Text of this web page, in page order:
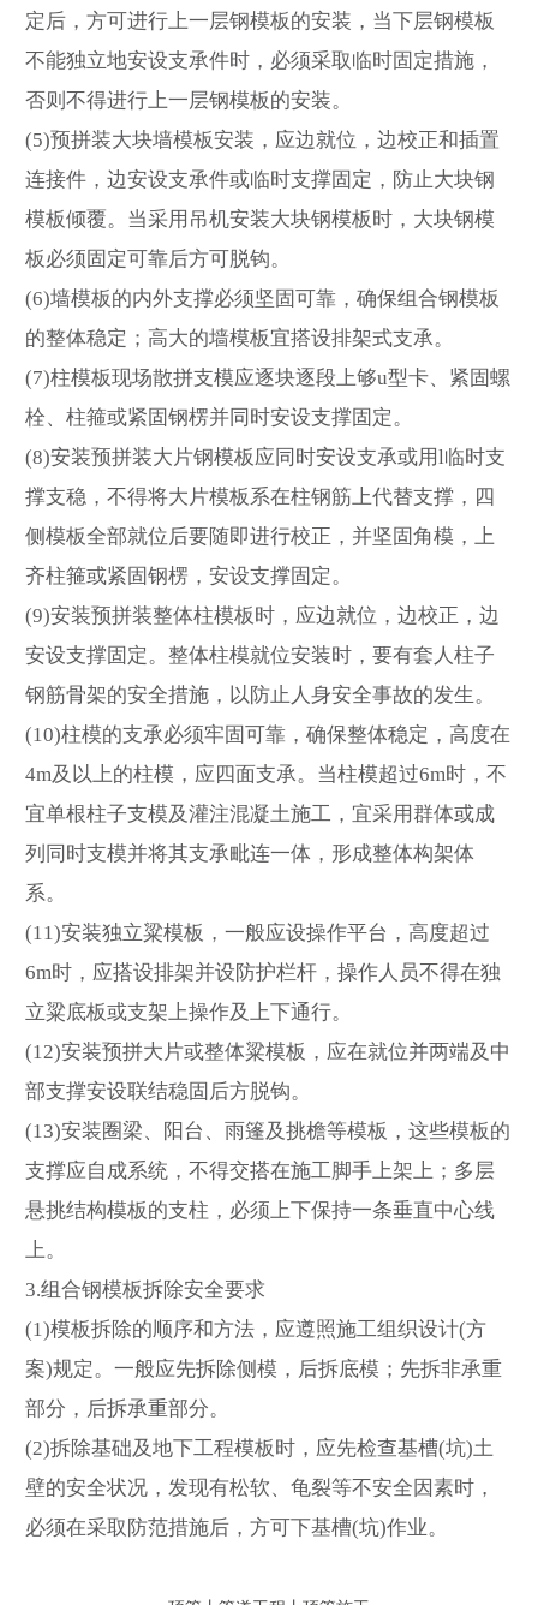
定后，方可进行上一层钢模板的安装，当下层钢模板
不能独立地安设支承件时，必须采取临时固定措施，
否则不得进行上一层钢模板的安装。
(5)预拼装大块墙模板安装，应边就位，边校正和插置
连接件，边安设支承件或临时支撑固定，防止大块钢
模板倾覆。当采用吊机安装大块钢模板时，大块钢模
板必须固定可靠后方可脱钩。
(6)墙模板的内外支撑必须坚固可靠，确保组合钢模板
的整体稳定；高大的墙模板宜搭设排架式支承。
(7)柱模板现场散拼支模应逐块逐段上够u型卡、紧固螺
栓、柱箍或紧固钢楞并同时安设支撑固定。
(8)安装预拼装大片钢模板应同时安设支承或用l临时支
撑支稳，不得将大片模板系在柱钢筋上代替支撑，四
侧模板全部就位后要随即进行校正，并坚固角模，上
齐柱箍或紧固钢楞，安设支撑固定。
(9)安装预拼装整体柱模板时，应边就位，边校正，边
安设支撑固定。整体柱模就位安装时，要有套人柱子
钢筋骨架的安全措施，以防止人身安全事故的发生。
(10)柱模的支承必须牢固可靠，确保整体稳定，高度在
4m及以上的柱模，应四面支承。当柱模超过6m时，不
宜单根柱子支模及灌注混凝土施工，宜采用群体或成
列同时支模并将其支承毗连一体，形成整体构架体
系。
(11)安装独立粱模板，一般应设操作平台，高度超过
6m时，应搭设排架并设防护栏杆，操作人员不得在独
立粱底板或支架上操作及上下通行。
(12)安装预拼大片或整体粱模板，应在就位并两端及中
部支撑安设联结稳固后方脱钩。
(13)安装圈梁、阳台、雨篷及挑檐等模板，这些模板的
支撑应自成系统，不得交搭在施工脚手上架上；多层
悬挑结构模板的支柱，必须上下保持一条垂直中心线
上。
3.组合钢模板拆除安全要求
(1)模板拆除的顺序和方法，应遵照施工组织设计(方
案)规定。一般应先拆除侧模，后拆底模；先拆非承重
部分，后拆承重部分。
(2)拆除基础及地下工程模板时，应先检查基槽(坑)土
壁的安全状况，发现有松软、龟裂等不安全因素时，
必须在采取防范措施后，方可下基槽(坑)作业。